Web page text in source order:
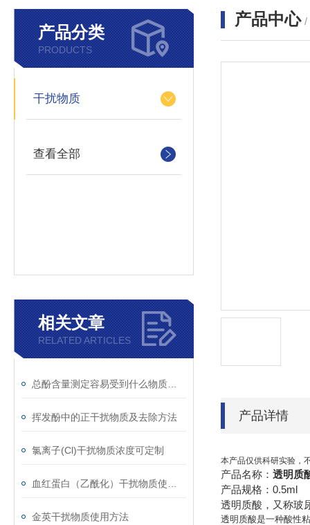
产品分类
PRODUCTS
干扰物质
查看全部
相关文章
RELATED ARTICLES
挥发酚中的正干扰物质及去除方法
氯离子(Cl)干扰物质浓度可定制
金英干扰物质使用方法
产品中心 /
产品详情
本产品仅供科研实验，
产品名称： 透明质
产品规格：0.5ml
透明质酸，又称玻
透明质酸是一种酸性